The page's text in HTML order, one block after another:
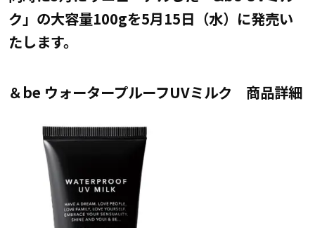
ク」の大容量100gを5月15日（水）に発売い
たします。
＆be ウォータープルーフUVミルク 商品詳細